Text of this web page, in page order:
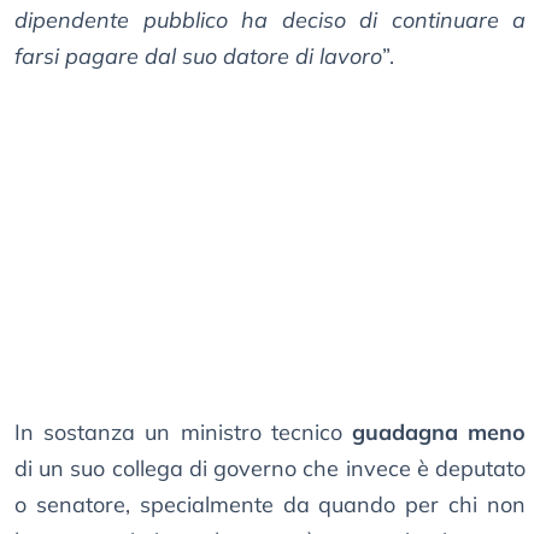
dipendente pubblico ha deciso di continuare a
farsi pagare dal suo datore di lavoro”.
In sostanza un ministro tecnico guadagna meno
di un suo collega di governo che invece è deputato
o senatore, specialmente da quando per chi non